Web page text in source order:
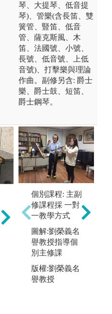
琴、大提琴、低音提
琴)、管樂(含長笛、雙
簧管、豎笛、低音
管、薩克斯風、木
笛、法國號、小號、
長號、低音號、上低
音號)、打擊樂與理論
作曲。副修另含: 爵士
樂、爵士鼓、短笛、
爵士鋼琴。
合作學習：藉
由課程學習溝
通與共同合作
能力，例如室
內樂、音樂
劇、管弦樂
團、管樂團、
合唱團等課
程。
個別課程: 主副
修課程採 一對
一教學方式
圖解:劉榮義名
譽教授指導個
別主修課
版權:劉榮義名
譽教授